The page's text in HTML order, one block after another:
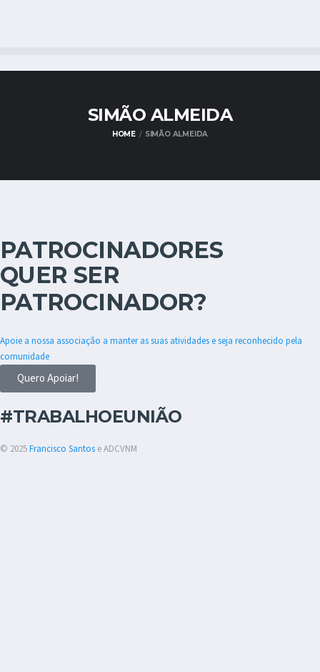
SIMÃO ALMEIDA
HOME SIMÃO ALMEIDA
PATROCINADORES
QUER SER
PATROCINADOR?
Apoie a nossa associação a manter as suas atividades e seja reconhecido pela
comunidade
Quero Apoiar!
#TRABALHOEUNIÃO
© 2025Francisco Santos e ADCVNM